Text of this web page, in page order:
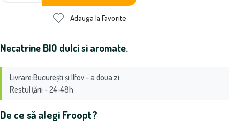
Necatrine BIO dulci si aromate.
Adauga la Favorite
Livrare:București și Ilfov - a doua zi
Restul țării - 24-48h
De ce să alegi Froopt?